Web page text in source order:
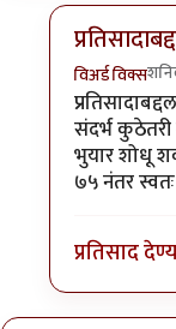
विअर्ड विक्स
In reply to
संदर्भ
भुयार शोधू
७५ नंतर
प्रतिसाद